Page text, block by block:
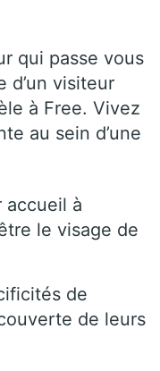
qui passe vous
d’un visiteur
à Free. Vivez
au sein d’une
accueil à
le visage de
de
de leurs